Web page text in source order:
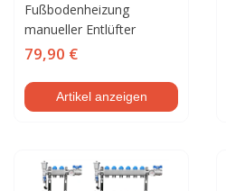
Fußbodenheizung
manueller Entlüfter
79,90 €
Artikel anzeigen